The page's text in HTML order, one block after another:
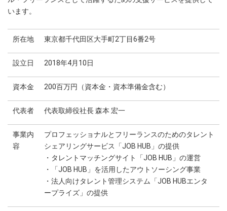
います。
所在地 東京都千代田区大手町2丁目6番2号
設立日 2018年4月10日
資本金 200百万円（資本金・資本準備金含む）
代表者 代表取締役社長 森本 宏一
事業内
容
プロフェッショナルとフリーランスのためのタレント
シェアリングサービス「JOB HUB」の提供
・タレントマッチングサイト「JOB HUB」の運営
・「JOB HUB」を活用したアウトソーシング事業
・法人向けタレント管理システム「JOB HUBエンタ
ープライズ」の提供